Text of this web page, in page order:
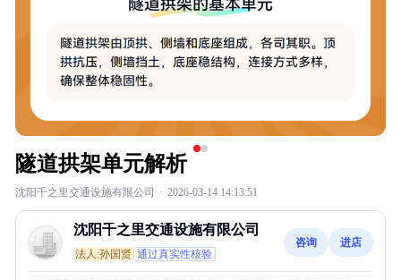
隧道拱架单元解析
沈阳千之里交通设施有限公司 · 2026-03-14 14:13:51
沈阳千之里交通设施有限公司
法人:孙国贤 通过真实性核验
咨询 进店